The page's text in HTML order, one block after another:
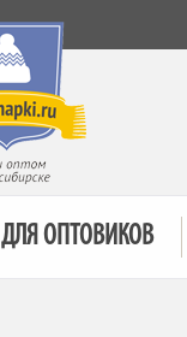
ДЛЯ ОПТОВИКОВ